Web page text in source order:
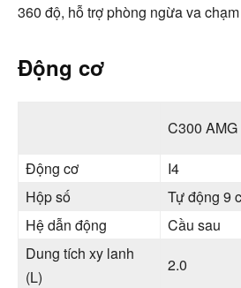
360 độ, hỗ trợ phòng ngừa va
Động cơ
C300 AMG
Động cơ
I4
Hộp số
Tự động 9
Hệ dẫn động
Cầu sau
Dung tích xy lanh
(L)
2.0